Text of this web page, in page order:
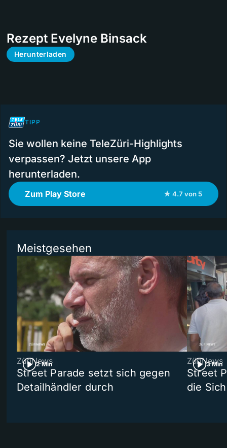
Rezept Evelyne Binsack
Herunterladen
TIPP
Sie wollen keine TeleZüri-Highlights
verpassen? Jetzt unsere App
herunterladen.
Zum Play Store ★ 4.7 von 5
Meistgesehen
2 Min
ZüriNews
Street Parade setzt sich gegen
Detailhändler durch
3 Min
ZüriNews
Street
die